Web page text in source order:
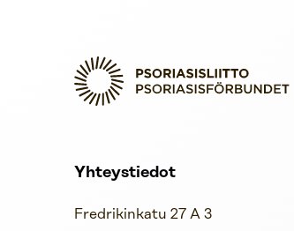
Yhteystiedot
Fredrikinkatu 27 A 3